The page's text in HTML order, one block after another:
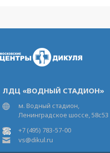
ЛДЦ «ВОДНЫЙ СТАДИОН»
м. Водный стадион,
Ленинградское шоссе, 58с53
+7 (495) 783-57-00
vs@dikul.ru